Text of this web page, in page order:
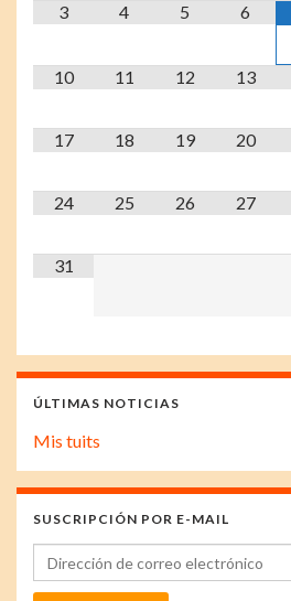
3 4 5 6
10 11 12 13
17 18 19 20
24 25 26 27
31
ÚLTIMAS NOTICIAS
Mis tuits
SUSCRIPCIÓN POR E-MAIL
Dirección de correo electrónico